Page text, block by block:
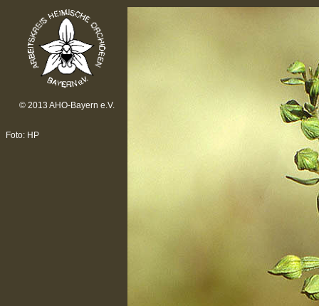
© 2013 AHO-Bayern e.V.
Foto: HP